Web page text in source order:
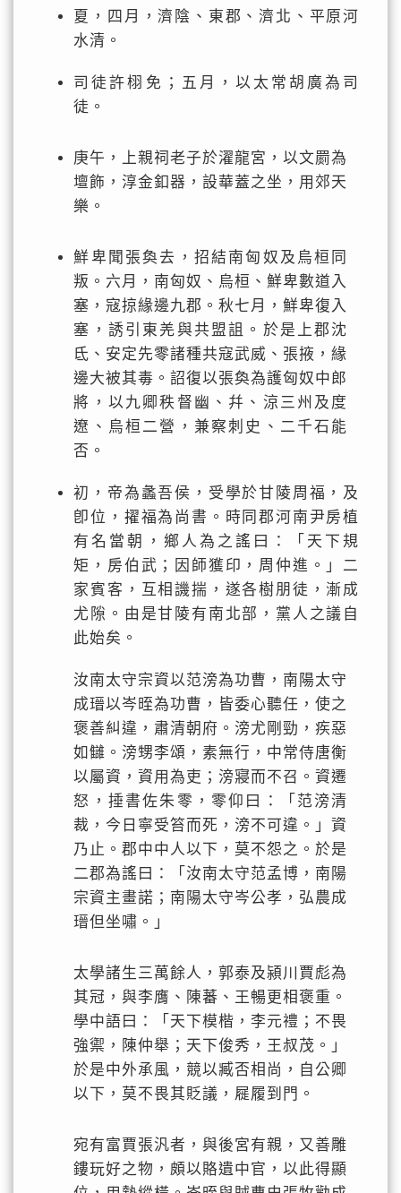
夏，四月，濟陰、東郡、濟北、平原河
水清。
司徒許栩免；五月，以太常胡廣為司
徒。
庚午，上親祠老子於濯龍宮，以文罽為
壇飾，淳金釦器，設華蓋之坐，用郊天
樂。
鮮卑聞張奐去，招結南匈奴及烏桓同
叛。六月，南匈奴、烏桓、鮮卑數道入
塞，寇掠緣邊九郡。秋七月，鮮卑復入
塞，誘引東羌與共盟詛。於是上郡沈
氐、安定先零諸種共寇武威、張掖，緣
邊大被其毒。詔復以張奐為護匈奴中郎
將，以九卿秩督幽、幷、涼三州及度
遼、烏桓二營，兼察刺史、二千石能
否。
初，帝為蠡吾侯，受學於甘陵周福，及
卽位，擢福為尚書。時同郡河南尹房植
有名當朝，鄉人為之謠曰：「天下規
矩，房伯武；因師獲印，周仲進。」二
家賓客，互相譏揣，遂各樹朋徒，漸成
尤隙。由是甘陵有南北部，黨人之議自
此始矣。
汝南太守宗資以范滂為功曹，南陽太守
成瑨以岑晊為功曹，皆委心聽任，使之
褒善糾違，肅清朝府。滂尤剛勁，疾惡
如讎。滂甥李頌，素無行，中常侍唐衡
以屬資，資用為吏；滂寢而不召。資遷
怒，捶書佐朱零，零仰曰：「范滂清
裁，今日寧受笞而死，滂不可違。」資
乃止。郡中中人以下，莫不怨之。於是
二郡為謠曰：「汝南太守范孟博，南陽
宗資主畫諾；南陽太守岑公孝，弘農成
瑨但坐嘯。」
太學諸生三萬餘人，郭泰及潁川賈彪為
其冠，與李膺、陳蕃、王暢更相褒重。
學中語曰：「天下模楷，李元禮；不畏
強禦，陳仲舉；天下俊秀，王叔茂。」
於是中外承風，競以臧否相尚，自公卿
以下，莫不畏其貶議，屣履到門。
宛有富賈張汎者，與後宮有親，又善雕
鏤玩好之物，頗以賂遺中官，以此得顯